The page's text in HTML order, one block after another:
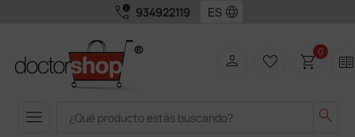
call_quality 934922119 language
menu search
person favorite_border shopping_cart0 two_pager